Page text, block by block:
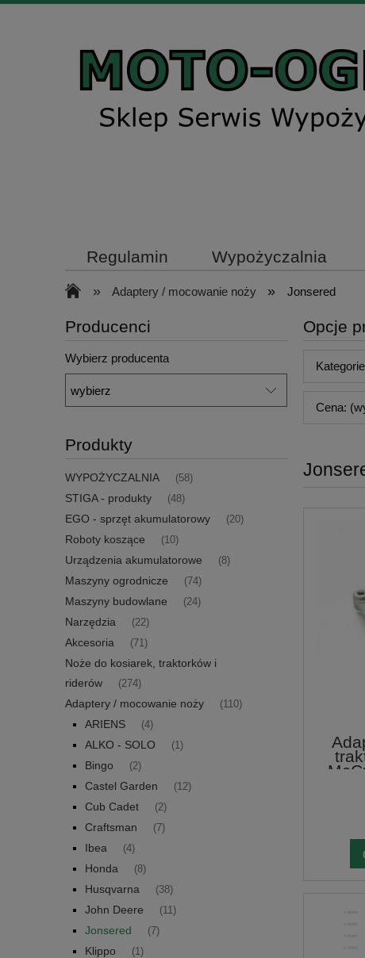
Regulamin Wypożyczalnia
» Adaptery / mocowanie noży » Jonsered
Producenci
Wybierz producenta
Produkty
WYPOŻYCZALNIA (58)
STIGA - produkty (48)
EGO - sprzęt akumulatorowy (20)
Roboty koszące (10)
Urządzenia akumulatorowe (8)
Maszyny ogrodnicze (74)
Maszyny budowlane (24)
Narzędzia (22)
Akcesoria (71)
Noże do kosiarek, traktorków i
riderów
(274)
Adaptery / mocowanie noży (110)
ARIENS (4)
ALKO - SOLO (1)
Bingo (2)
Castel Garden (12)
Cub Cadet (2)
Craftsman (7)
Ibea (4)
Honda (8)
Husqvarna (38)
John Deere (11)
Jonsered (7)
Klippo (1)
Opcje
Cena: